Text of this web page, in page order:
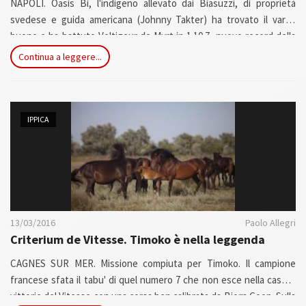
NAPOLI. Oasis Bi, l'indigeno allevato dai Biasuzzi, di proprietà
svedese e guida americana (Johnny Takter) ha trovato il varco
buono e ha battuto Voltigeur de Myrt in 1.10.7, nuovo record della
finale (1.10.8 il record di Varenne nel 2002). Record ad Agnano anche
per le scommesse giocare sul campo: 259.700 euro, di cui 114.000
per un totale che supera il milione di euro...
Continua a leggere...
IPPICA
13/03/2016 Paolo Allegri
Criterium de Vitesse. Timoko è nella leggenda
CAGNES SUR MER. Missione compiuta per Timoko. Il campione
francese sfata il tabu' di quel numero 7 che non esce nella casella
vittorie del Vitesse con una corsa ben calibrata da Bjorn Goop. Sulla